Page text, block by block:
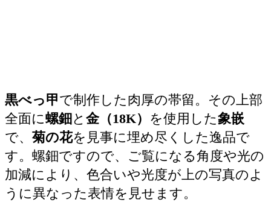
黒べっ甲で制作した肉厚の帯留。その上部
全面に螺鈿 と 金（18K） を使用した象嵌
で、 菊の花を見事に埋め尽くした逸品で
す。螺鈿ですので、ご覧になる角度や光の
加減により、色合いや光度が上の写真のよ
うに異なった表情を見せます。